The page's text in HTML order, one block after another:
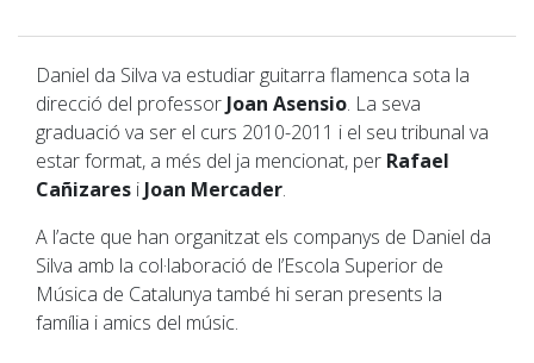
Daniel da Silva va estudiar guitarra flamenca sota la
direcció del professor Joan Asensio. La seva
graduació va ser el curs 2010-2011 i el seu tribunal va
estar format, a més del ja mencionat, per Rafael
Cañizares i Joan Mercader.
A l’acte que han organitzat els companys de Daniel da
Silva amb la col·laboració de l’Escola Superior de
Música de Catalunya també hi seran presents la
família i amics del músic.